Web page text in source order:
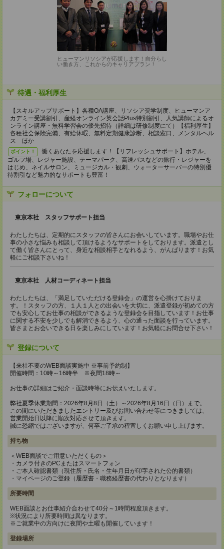
ヒューマンリソシアが応援します！自分らし
い働き方、これからのキャリアプラン！
待遇・福利厚生
【スキルアップサポート】各種OA講座、リソシア奨学制度、ヒューマンア
カデミー受講割引、産経オンライン英会話Plus特別割引、人気講師によるオ
ンライン講座・無料学習会の優先招待（詳細は研修制度にて）【福利厚生】
各種社会保険完備、有給休暇、無料定期健康診断、相談窓口、メンタルヘル
ス ほか
ポイント！
働くあなたを応援します！【リフレッシュサポート】ホテル、
ゴルフ場、レジャー施設、テーマパーク、高速バスなどの旅行・レジャーを
はじめ、ネイルサロン、ミュージカル・観劇、ウォーターサーバーの特別優
待割引など魅力的なサポートも豊富！
フォローについて
東京本社 スタッフサポート担当
わたしたちは、定期的にスタッフの皆さんにお会いしています。職場やお仕
事の小さな悩みも相談して頂けるようなサポートをしております。派遣とし
て働く皆さんにとって、身近な相談相手となれるよう、がんばります！お気
軽にご相談下さいね！
東京本社 人材コーディネート担当
わたしたちは、「満足していただける登録会」の運営を心掛けておりま
す。！スタッフの方、１人１人との出会いを大切に、派遣登録が初めての方
でも安心してお仕事の相談ができるような登録会を目指しています！お仕事
に関する不安を少しでも解消できるよう、心の通った面談を行っています。
皆さまとお会いできる日を楽しみにしています！お気軽にお問合せ下さい！
登録について
【来社不要のWEB面談実施中 ※事前予約制】
開催時間：10時～16時半 ※夜間18時～
お仕事の詳細はご紹介・面談時等にお伝えいたします。
弊社夏季休業期間：2026年8月8日（土）～2026年8月16日（日）まで。
この間にいただきましたエントリー及びお問い合わせ等につきましては、
営業開始日以降に順次対応させて頂きます。
誠に恐縮ではございますが、何卒ご了承の程宜しくお願い申し上げます。
持ち物
＜WEB面談でご用意いただくもの＞
・カメラ付きのPCまたはスマートフォン
・ご本人確認書類（現住所・氏名・生年月日が印字された公的書類）
・マイページのご登録（履歴書・職務経歴書の代わりとなります）
所要時間
WEB面談とお仕事紹介合わせて40分～1時間程度頂きます。
※状況により所要時間は異なります。
※ご就業中の方向けに夜間や土曜も開催しています！
登録場所